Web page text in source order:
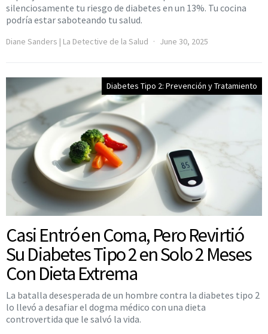
silenciosamente tu riesgo de diabetes en un 13%. Tu cocina
podría estar saboteando tu salud.
Diane Sanders | La Detective de la Salud June 30, 2025
Diabetes Tipo 2: Prevención y Tratamiento
Casi Entró en Coma, Pero Revirtió
Su Diabetes Tipo 2 en Solo 2 Meses
Con Dieta Extrema
La batalla desesperada de un hombre contra la diabetes tipo 2
lo llevó a desafiar el dogma médico con una dieta
controvertida que le salvó la vida.